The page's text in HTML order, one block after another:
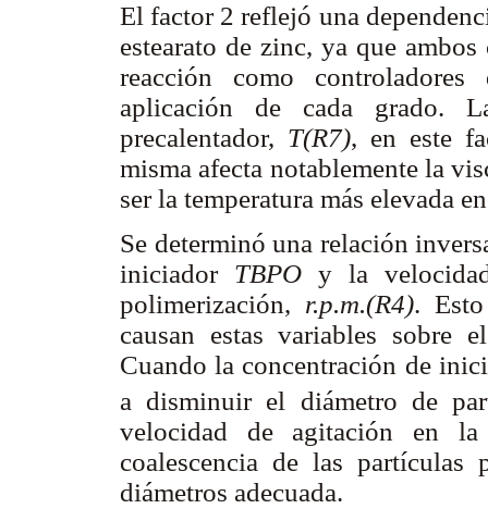
El factor 2 reflejó una
estearato de zinc, ya que
reacción como
aplicación de cada grado.
precalentador, T(R7), en este
misma afecta notablemente la
ser la temperatura más elevada
Se determinó una relación
iniciador TBPO y la
polimerización, r.p.m.(R4).
causan estas variables sobre
Cuando la concentración de
a disminuir el diámetro de
velocidad de agitación en
coalescencia de las partículas
diámetros adecuada.